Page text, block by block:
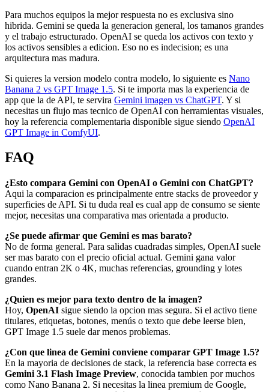
Para muchos equipos la mejor respuesta no es exclusiva sino
hibrida. Gemini se queda la generacion general, los tamanos grandes
y el trabajo estructurado. OpenAI se queda los activos con texto y
los activos sensibles a edicion. Eso no es indecision; es una
arquitectura mas madura.
Si quieres la version modelo contra modelo, lo siguiente es Nano
Banana 2 vs GPT Image 1.5. Si te importa mas la experiencia de
app que la de API, te servira Gemini imagen vs ChatGPT. Y si
necesitas un flujo mas tecnico de OpenAI con herramientas visuales,
hoy la referencia complementaria disponible sigue siendo OpenAI
GPT Image in ComfyUI.
FAQ
¿Esto compara Gemini con OpenAI o Gemini con ChatGPT?
Aqui la comparacion es principalmente entre stacks de proveedor y
superficies de API. Si tu duda real es cual app de consumo se siente
mejor, necesitas una comparativa mas orientada a producto.
¿Se puede afirmar que Gemini es mas barato?
No de forma general. Para salidas cuadradas simples, OpenAI suele
ser mas barato con el precio oficial actual. Gemini gana valor
cuando entran 2K o 4K, muchas referencias, grounding y lotes
grandes.
¿Quien es mejor para texto dentro de la imagen?
Hoy, OpenAI sigue siendo la opcion mas segura. Si el activo tiene
titulares, etiquetas, botones, menús o texto que debe leerse bien,
GPT Image 1.5 suele dar menos problemas.
¿Con que linea de Gemini conviene comparar GPT Image 1.5?
En la mayoria de decisiones de stack, la referencia base correcta es
Gemini 3.1 Flash Image Preview, conocida tambien por muchos
como Nano Banana 2. Si necesitas la linea premium de Google,